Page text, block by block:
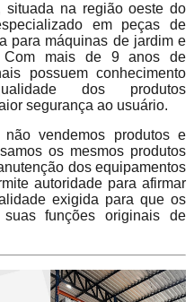
situada na região oeste do
em peças de
para máquinas de jardim e
Com mais de 9 anos de
possuem conhecimento
dos produtos
segurança ao usuário.
vendemos produtos e
os mesmos produtos
dos equipamentos
autoridade para afirmar
exigida para que os
suas funções originais de